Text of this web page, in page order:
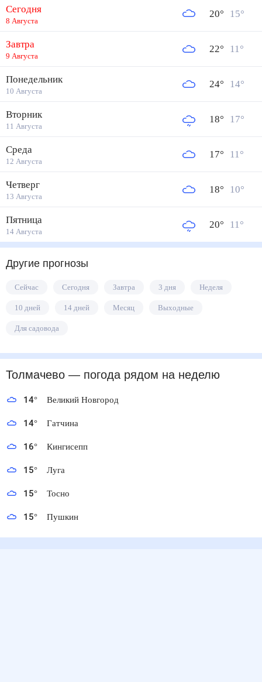
Сегодня
8 Августа
20° 15°
Завтра
9 Августа
22° 11°
Понедельник
10 Августа
24° 14°
Вторник
11 Августа
18° 17°
Среда
12 Августа
17° 11°
Четверг
13 Августа
18° 10°
Пятница
14 Августа
20° 11°
Другие прогнозы
Сейчас Сегодня Завтра 3 дня Неделя
10 дней 14 дней Месяц Выходные
Для садовода
Толмачево — погода рядомна неделю
14° Великий Новгород
14° Гатчина
16° Кингисепп
15° Луга
15° Тосно
15° Пушкин